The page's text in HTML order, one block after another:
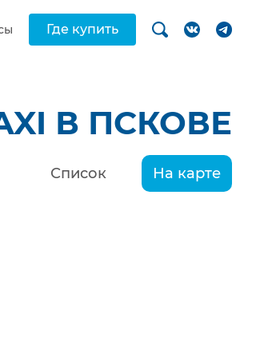
Где купить
В ПСКОВЕ
Список На карте